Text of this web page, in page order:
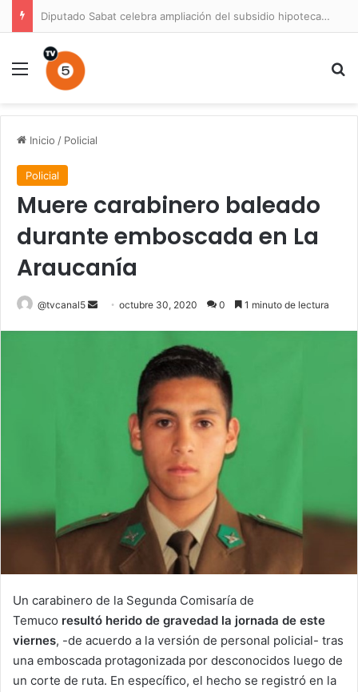
Diputado Sabat celebra ampliación del subsidio hipotecario con viviendas de hasta 6.000 UF
Menú
Inicio / Policial
Policial
Muere carabinero baleado
durante emboscada en La
Araucanía
@tvcanal5
Sendoctubre 30, 2020 0 1 minuto de lectura
Un carabinero de la Segunda Comisaría de
Temuco resultó herido de gravedad la jornada de este
viernes, -de acuerdo a la versión de personal policial- tras
una emboscada protagonizada por desconocidos luego de
un corte de ruta. En específico, el hecho se registró en la